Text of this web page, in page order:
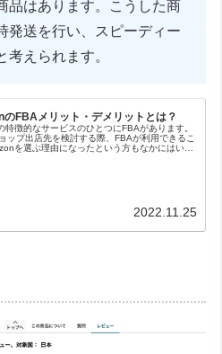
品はあります。こうした商
発送を行い、スピーディー
考えられます。
FBAメリット・デメリットとは？
特徴的なサービスのひとつにFBAがあります。
ップ出店先を検討する際、FBAが利用できるこ
を選ぶ理由になったという方もなかにはいる
2022.11.25